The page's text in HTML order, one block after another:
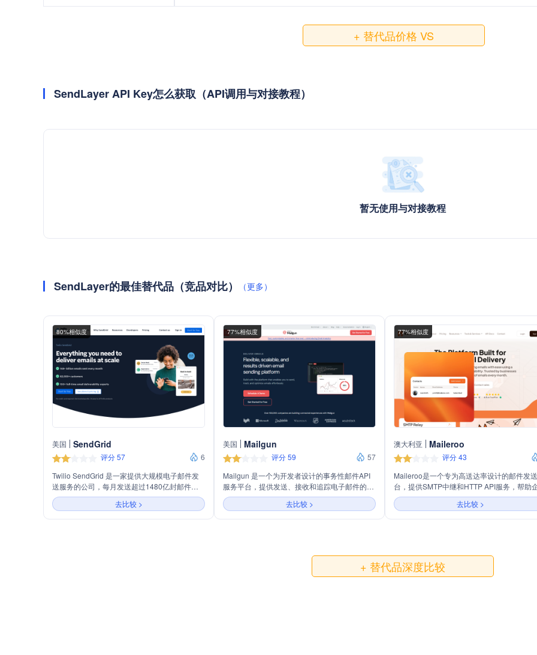
+ 替代品价格 VS
SendLayer API Key怎么获取（API调用与对接教程）
暂无使用与对接教程
SendLayer的最佳替代品（竞品对比） （更多）
80%相似度
美国 SendGrid
评分 57
6
Twilio SendGrid 是一家提供大规模电子邮件发
送服务的公司，每月发送超过1480亿封邮件，
拥有82000多个客户。公司提供可靠的API和工
具，帮助用户优化邮件送达率，拥有100多名全
职邮件递送专家。
去比较 >
77%相似度
美国 Mailgun
评分 59
57
Mailgun 是一个为开发者设计的事务性邮件API
服务平台，提供发送、接收和追踪电子邮件的服
务。它支持大规模邮件发送，同时提供优化邮件
投递、验证邮件地址列表和提高邮件送达率的工
具。Mailgun 还提供详细的邮件分析和日志记录
去比较 >
77%相似度
澳大利亚 Maileroo
评分 43
Maileroo是一个专为高送达率设计的邮件发
台，提供SMTP中继和HTTP API服务，帮助
轻松发送事务性和营销性邮件。平台还提供
邮件营销工具，支持创建和发送美观的邮件活
动，进行受众细分和邮件活动性能跟踪。
去比较 >
+ 替代品深度比较